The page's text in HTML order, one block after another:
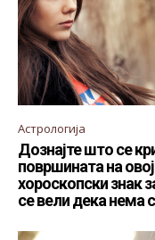
Астрологија
Дознајте што се
површината на овој
хороскопски знак
се вели дека нема